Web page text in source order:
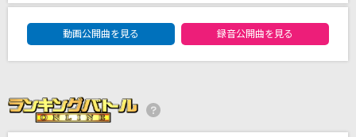
Watson
[生音]水平線
スピカ
DAM★ともボーカルエントリーランキング
動画公開曲を見る
録音公開曲を見る